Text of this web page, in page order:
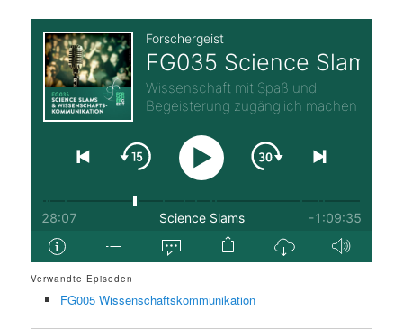
n
Verwandte Episoden
FG005 Wissenschaftskommunikation